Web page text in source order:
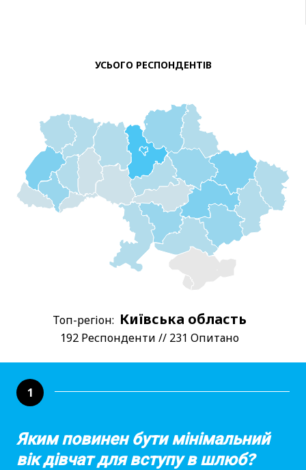
УСЬОГО РЕСПОНДЕНТІВ
Топ-регіон: Київська область
192 Респонденти // 231 Опитано
1
Яким повинен бути мінімальний
вік дівчат для вступу в шлюб?